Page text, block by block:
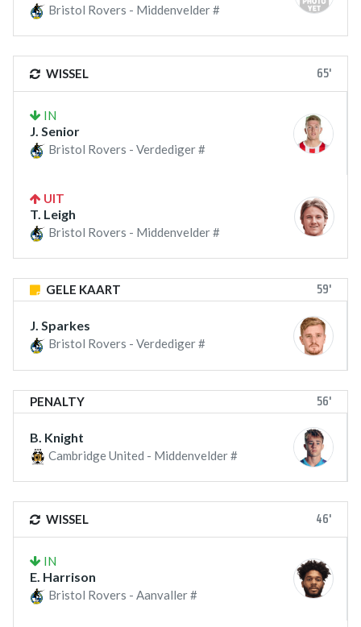
Bristol Rovers - Middenvelder #
WISSEL 65'
IN
J. Senior
Bristol Rovers - Verdediger #
UIT
T. Leigh
Bristol Rovers - Middenvelder #
GELE KAART 59'
J. Sparkes
Bristol Rovers - Verdediger #
PENALTY 56'
B. Knight
Cambridge United - Middenvelder #
WISSEL 46'
IN
E. Harrison
Bristol Rovers - Aanvaller #